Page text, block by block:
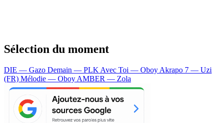
Sélection du moment
DIE — Gazo Demain — PLK Avec Toi — Oboy Akrapo 7 — Uzi
(FR) Mélodie — Oboy AMBER — Zola